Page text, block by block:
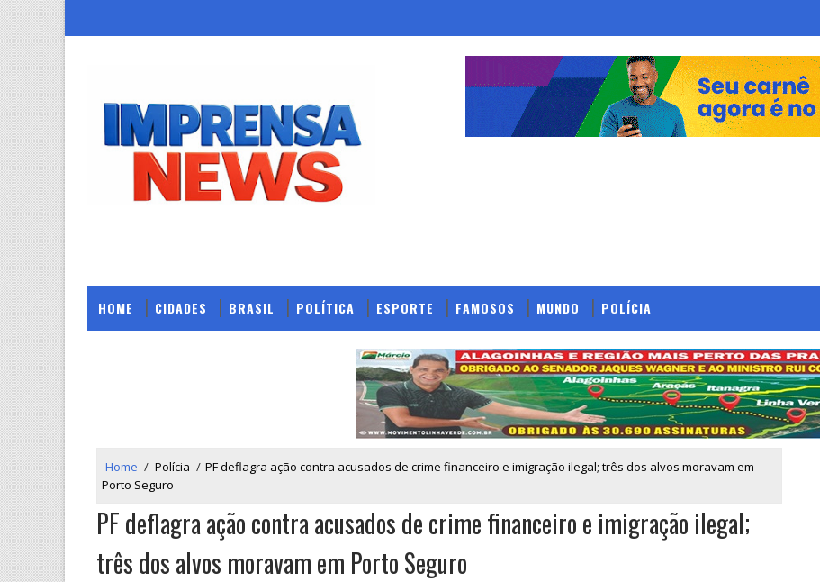
HOME CIDADES BRASIL POLÍTICA ESPORTE FAMOSOS MUNDO POLÍCIA
Home / Polícia / PF deflagra ação contra acusados de crime financeiro e imigração ilegal; três dos alvos moravam em
Porto Seguro
PF deflagra ação contra acusados de crime financeiro e imigração ilegal;
três dos alvos moravam em Porto Seguro